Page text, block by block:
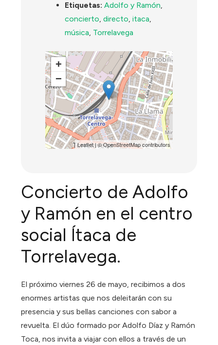
Etiquetas: Adolfo y Ramón,
concierto,directo,itaca,
música, Torrelavega
+
−
Leaflet| ©OpenStreetMapcontributors
Concierto de Adolfo
y Ramón en el centro
social Ítaca de
Torrelavega.
El próximo viernes 26 de mayo, recibimos a dos
enormes artistas que nos deleitarán con su
presencia y sus bellas canciones con sabor a
revuelta. El dúo formado por Adolfo Díaz y Ramón
Toca, nos invita a viajar con ellos a través de un